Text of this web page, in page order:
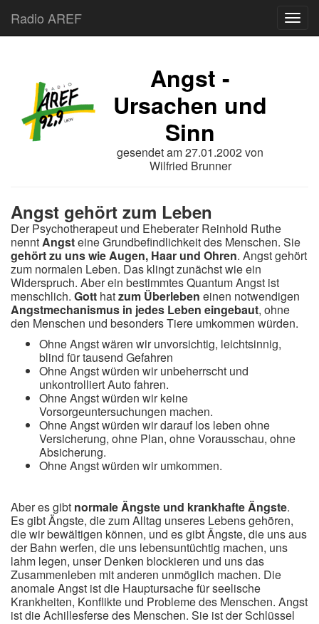
Radio AREF
Angst -
Ursachen und
Sinn
gesendet am27.01.2002von
Wilfried Brunner
Angst gehört zum Leben
Der Psychotherapeut und Eheberater Reinhold Ruthe
nenntAngsteine Grundbefindlichkeit des Menschen. Sie
gehört zu uns wie Augen, Haar und Ohren. Angst gehört
zum normalen Leben. Das klingt zunächst wie ein
Widerspruch. Aber ein bestimmtes Quantum Angst ist
menschlich. Gott hatzum Überleben einen notwendigen
Angstmechanismus in jedes Leben eingebaut, ohne
den Menschen und besonders Tiere umkommen würden.
Ohne Angst wären wir unvorsichtig, leichtsinnig,
blind für tausend Gefahren
Ohne Angst würden wir unbeherrscht und
unkontrolliert Auto fahren.
Ohne Angst würden wir keine
Vorsorgeuntersuchungen machen.
Ohne Angst würden wir darauf los leben ohne
Versicherung, ohne Plan, ohne Vorausschau, ohne
Absicherung.
Ohne Angst würden wir umkommen.
Aber es gibt normale Ängste und krankhafte Ängste.
Es gibt Ängste, die zum Alltag unseres Lebens gehören,
die wir bewältigen können, und es gibt Ängste, die uns aus
der Bahn werfen, die uns lebensuntüchtig machen, uns
lahm legen, unser Denken blockieren und uns das
Zusammenleben mit anderen unmöglich machen. Die
anomale Angst ist die Hauptursache für seelische
Krankheiten, Konflikte und Probleme des Menschen. Angst
ist die Achillesferse des Menschen. Sie ist der Schlüssel